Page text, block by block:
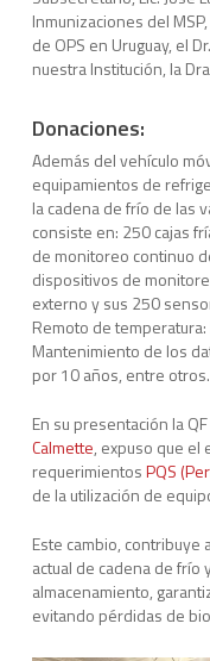
Inmunizaciones del
de OPS en Uruguay, el
nuestra Institución, la
Donaciones:
Además del vehículo
equipamientos de
la cadena de frío de las
consiste en: 250 cajas
de monitoreo continuo
dispositivos de
externo y sus 250
Remoto de
Mantenimiento de los
por 10 años, entre otros.
En su presentación la
Calmette, expuso que el
requerimientosPQS
de la utilización de
Este cambio,
actual de cadena de frío
almacenamiento,
evitando pérdidas de